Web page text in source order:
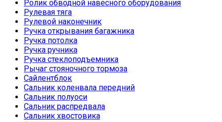
Ролик обводной навесного оборудования
Рулевая тяга
Рулевой наконечник
Ручка открывания багажника
Ручка потолка
Ручка ручника
Ручка стеклоподъемника
Рычаг стояночного тормоза
Сайлентблок
Сальник коленвала передний
Сальник полуоси
Сальник распредвала
Сальник хвостовика